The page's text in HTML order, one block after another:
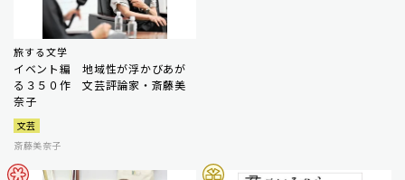
旅する文学
イベント編 地域性が浮かびあが
る３５０作 文芸評論家・斎藤美
奈子
文芸
斎藤美奈子